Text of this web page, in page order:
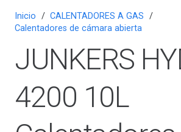
Inicio / CALENTADORES A GAS /
Calentadores de cámara abierta
JUNKERS
4200 10L